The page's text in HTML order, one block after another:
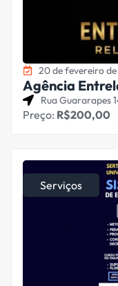
20 de fevereiro
Agência
Rua Guararapes
Preço: R$200,00
Serviços